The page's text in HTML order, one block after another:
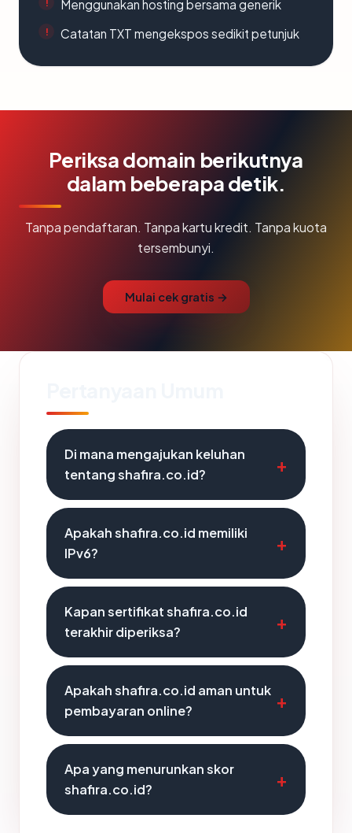
Menggunakan hosting bersama generik
Catatan TXT mengekspos sedikit petunjuk
Periksa domain berikutnya
dalam beberapa detik.
Tanpa pendaftaran. Tanpa kartu kredit. Tanpa kuota
tersembunyi.
Mulai cek gratis →
Di mana mengajukan keluhan
tentang shafira.co.id?
Apakah shafira.co.id memiliki
IPv6?
Kapan sertifikat shafira.co.id
terakhir diperiksa?
Apakah shafira.co.id aman untuk
pembayaran online?
Apa yang menurunkan skor
shafira.co.id?